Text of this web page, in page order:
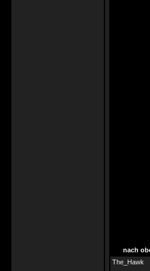
nach
The_Hawk